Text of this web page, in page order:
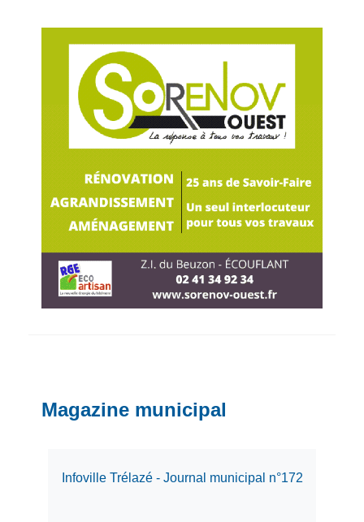
Magazine municipal
Infoville Trélazé - Journal municipal n°172